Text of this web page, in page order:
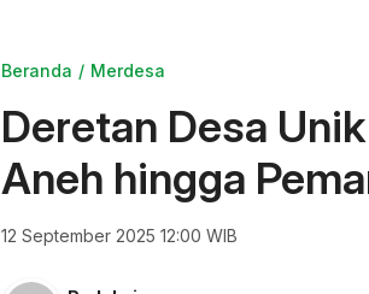
Beranda Merdesa
Deretan Desa
Aneh hingga
12 September 2025 12:00 WIB